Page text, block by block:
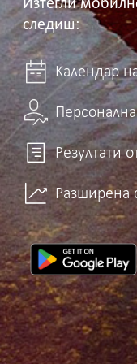
Изтегли
следиш:
Календар
Резултати
Разширена